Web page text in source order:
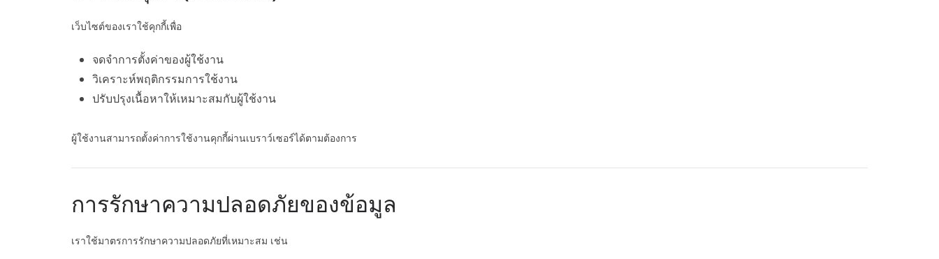
เว็บไซต์ของเราใช้คุกกี้เพื่อ
จดจำการตั้งค่าของผู้ใช้งาน
วิเคราะห์พฤติกรรมการใช้งาน
ปรับปรุงเนื้อหาให้เหมาะสมกับผู้ใช้งาน
ผู้ใช้งานสามารถตั้งค่าการใช้งานคุกกี้ผ่านเบราว์เซอร์ได้ตามต้องการ
การรักษาความปลอดภัยของข้อมูล
เราใช้มาตรการรักษาความปลอดภัยที่เหมาะสม เช่น